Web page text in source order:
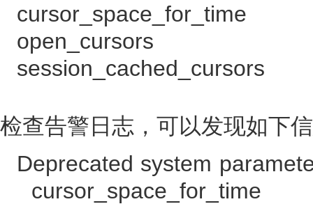
open_cursors
检查告警日志，可以发现如下
Deprecated system
cursor_space_for_time